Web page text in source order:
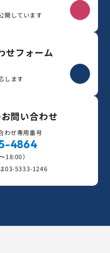
開しています
せフォーム
します
問い合わせ
わせ専用番号
4864
18:00）
03-5333-1246